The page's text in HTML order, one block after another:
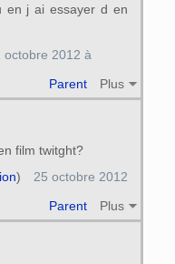
en j ai essayer d en
Parent Plus
octobre 2012 à
film twitght?
Parent Plus
)
25 octobre 2012